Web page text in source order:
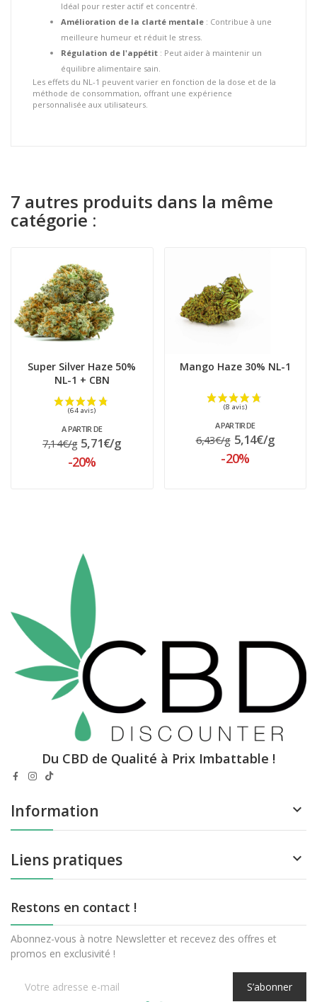
Idéal pour rester actif et concentré.
Amélioration de la clarté mentale : Contribue à une
meilleure humeur et réduit le stress.
Régulation de l'appétit : Peut aider à maintenir un
équilibre alimentaire sain.
Les effets du NL-1 peuvent varier en fonction de la dose et de la
méthode de consommation, offrant une expérience
personnalisée aux utilisateurs.
7 autres produits dans la même
catégorie :
Super Silver Haze 50%
NL-1 + CBN
A PARTIR DE
7,14€/g 5,71€/g
-20%
Mango Haze 30% NL-1
A PARTIR DE
6,43€/g 5,14€/g
-20%
Du CBD de Qualité à Prix Imbattable !
Information 
Liens pratiques 
Restons en contact !
Abonnez-vous à notre Newsletter et recevez des offres et
promos en exclusivité !
S’abonner